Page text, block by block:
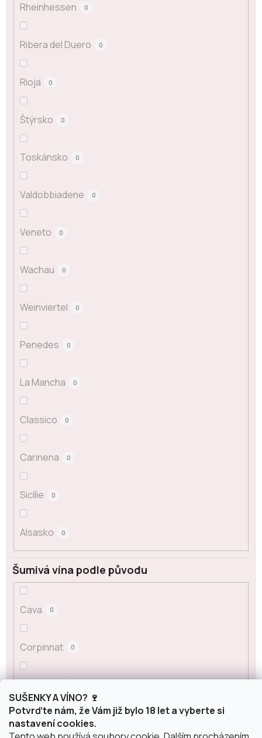
SUŠENKY A VÍNO? 🍷
Potvrďte nám, že Vám již bylo 18 let a vyberte si
nastavení cookies.
Rheinhessen 0
Ribera del Duero 0
Rioja 0
Štýrsko 0
Toskánsko 0
Valdobbiadene 0
Veneto 0
Wachau 0
Weinviertel 0
Penedes 0
La Mancha 0
Classico 0
Carinena 0
Sicílie 0
Alsasko 0
Šumivá vína podle původu
Cava 0
Corpinnat 0
Franciacorta 0